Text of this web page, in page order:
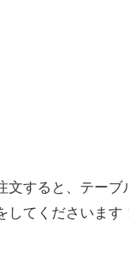
文すると、テーブ
してくださいます